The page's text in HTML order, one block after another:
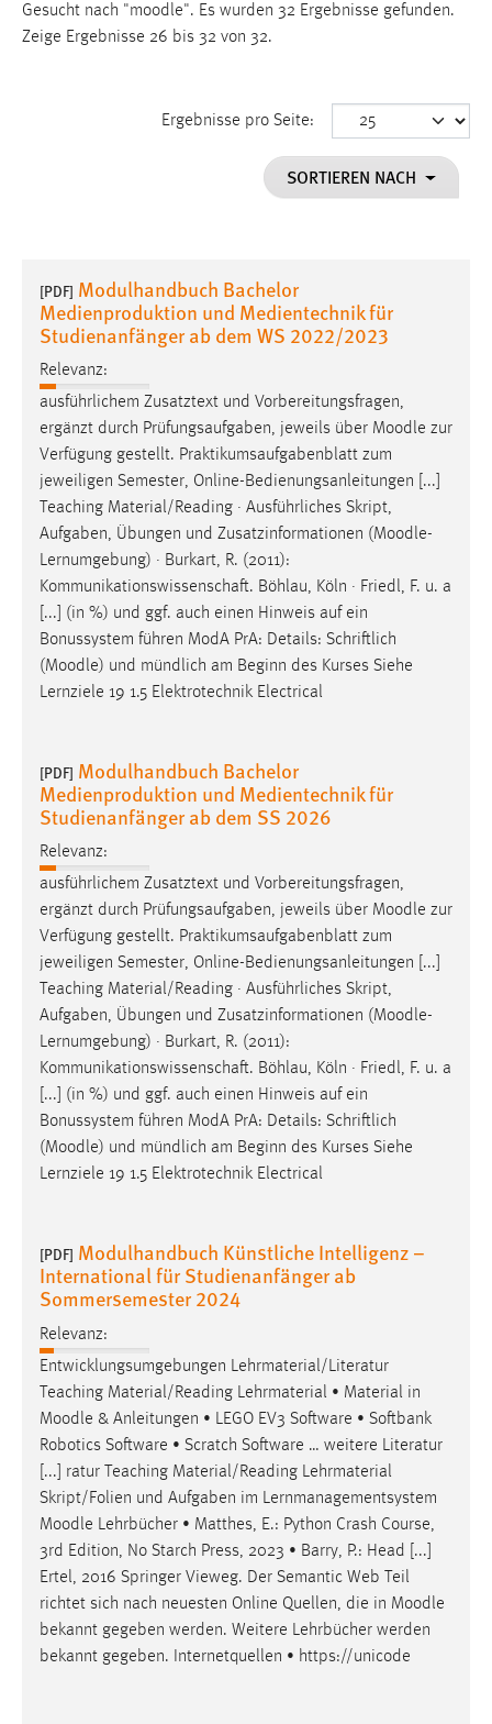
Gesucht nach "moodle". Es wurden 32 Ergebnisse gefunden.
Zeige Ergebnisse 26 bis 32 von 32.
Ergebnisse pro Seite:
SORTIEREN NACH
[PDF] Modulhandbuch Bachelor
Medienproduktion und Medientechnik für
Studienanfänger ab dem WS 2022/2023
Relevanz:
ausführlichem Zusatztext und Vorbereitungsfragen,
ergänzt durch Prüfungsaufgaben, jeweils über Moodle zur
Verfügung gestellt. Praktikumsaufgabenblatt zum
jeweiligen Semester, Online-Bedienungsanleitungen [...]
Teaching Material/Reading · Ausführliches Skript,
Aufgaben, Übungen und Zusatzinformationen (Moodle-
Lernumgebung) · Burkart, R. (2011):
Kommunikationswissenschaft. Böhlau, Köln · Friedl, F. u. a
[...] (in %) und ggf. auch einen Hinweis auf ein
Bonussystem führen ModA PrA: Details: Schriftlich
(Moodle) und mündlich am Beginn des Kurses Siehe
Lernziele 19 1.5 Elektrotechnik Electrical
[PDF] Modulhandbuch Bachelor
Medienproduktion und Medientechnik für
Studienanfänger ab dem SS 2026
Relevanz:
ausführlichem Zusatztext und Vorbereitungsfragen,
ergänzt durch Prüfungsaufgaben, jeweils über Moodle zur
Verfügung gestellt. Praktikumsaufgabenblatt zum
jeweiligen Semester, Online-Bedienungsanleitungen [...]
Teaching Material/Reading · Ausführliches Skript,
Aufgaben, Übungen und Zusatzinformationen (Moodle-
Lernumgebung) · Burkart, R. (2011):
Kommunikationswissenschaft. Böhlau, Köln · Friedl, F. u. a
[...] (in %) und ggf. auch einen Hinweis auf ein
Bonussystem führen ModA PrA: Details: Schriftlich
(Moodle) und mündlich am Beginn des Kurses Siehe
Lernziele 19 1.5 Elektrotechnik Electrical
[PDF] Modulhandbuch Künstliche Intelligenz –
International für Studienanfänger ab
Sommersemester 2024
Relevanz:
Entwicklungsumgebungen Lehrmaterial/Literatur
Teaching Material/Reading Lehrmaterial • Material in
Moodle & Anleitungen • LEGO EV3 Software • Softbank
Robotics Software • Scratch Software … weitere Literatur
[...] ratur Teaching Material/Reading Lehrmaterial
Skript/Folien und Aufgaben im Lernmanagementsystem
Moodle Lehrbücher • Matthes, E.: Python Crash Course,
3rd Edition, No Starch Press, 2023 • Barry, P.: Head [...]
Ertel, 2016 Springer Vieweg. Der Semantic Web Teil
richtet sich nach neuesten Online Quellen, die in Moodle
bekannt gegeben werden. Weitere Lehrbücher werden
bekannt gegeben. Internetquellen • https://unicode
Einverständnis
cookie_consent
Dieser Cookie speichert die ausgewählten Einverständnis-
Performance
Name:
staticfilecache
Zweck:
Für performante Seitenauslieferung wird in diesem Cookie
gespeichert, ob man eingeloggt ist.
Sprachpräferenz
Name:
site-language-preference
Zweck:
Das Cookie speichert die gewählte Sprache der Website.
Chat
Name:
MibewSessionID, MIBEW_UserID, mibew_locale, mibew-
chat-frame-style-5e9dbeb1811c0446
Zweck:
Wird benötigt um die Chatfunktion nutzen zu können.
Cookie Laufzeit:
MibewSessionID, mibew-chat-frame-style-
5e9dbeb1811c0446 = Sitzungslaufzeit, mibew_locale = 3
Jahre, MIBEW_UserID = 1 Jahr
Login
Name:
Zweck:
Dieser Cookie ist notwendig um sich an der Website
einloggen zu können.
Cookie Laufzeit:
24 Stunden
STATISTIK
Statistik Cookies erfassen Informationen anonym.
Diese Informationen helfen uns zu verstehen, wie
unsere Besucher unsere Website nutzen.
Matomo
Name:
_pk_ref, _pk_cvar, _pk_id, _pk_ses